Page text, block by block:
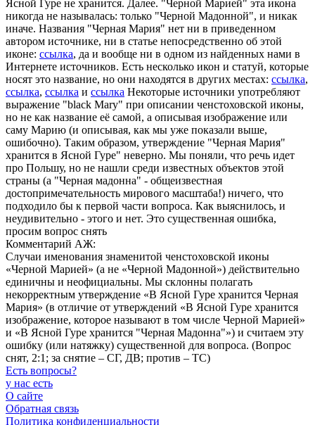
Ясной Гуре не хранится. Далее. "Черной Марией" эта икона
никогда не называлась: только "Черной Мадонной", и никак
иначе. Названия "Черная Мария" нет ни в приведенном
автором источнике, ни в статье непосредственно об этой
иконе: ссылка, да и вообще ни в одном из найденных нами в
Интернете источников. Есть несколько икон и статуй, которые
носят это название, но они находятся в других местах: ссылка,
ссылка, ссылка и ссылка Некоторые источники употребляют
выражение "black Mary" при описании ченстоховской иконы,
но не как название её самой, а описывая изображение или
саму Марию (и описывая, как мы уже показали выше,
ошибочно). Таким образом, утверждение "Черная Мария"
хранится в Ясной Гуре" неверно. Мы поняли, что речь идет
про Польшу, но не нашли среди известных объектов этой
страны (а "Черная мадонна" - общеизвестная
достопримечательность мирового масштаба!) ничего, что
подходило бы к первой части вопроса. Как выяснилось, и
неудивительно - этого и нет. Это существенная ошибка,
просим вопрос снять
Комментарий АЖ:
Случаи именования знаменитой ченстоховской иконы
«Черной Марией» (а не «Черной Мадонной») действительно
единичны и неофициальны. Мы склонны полагать
некорректным утверждение «В Ясной Гуре хранится Черная
Мария» (в отличие от утверждений «В Ясной Гуре хранится
изображение, которое называют в том числе Черной Марией»
и «В Ясной Гуре хранится "Черная Мадонна"») и считаем эту
ошибку (или натяжку) существенной для вопроса. (Вопрос
снят, 2:1; за снятие – СГ, ДВ; против – ТС)
Есть вопросы?
у нас есть
О сайте
Обратная связь
Политика конфиденциальности